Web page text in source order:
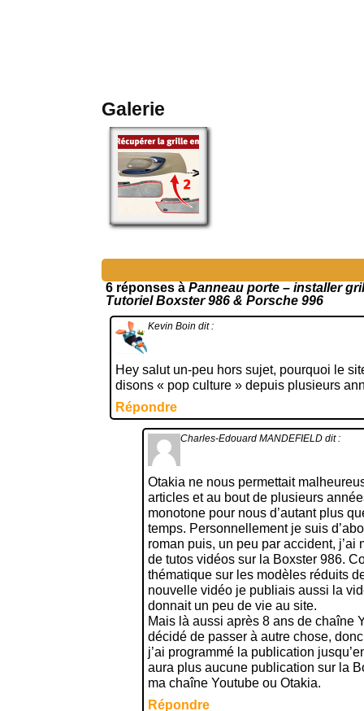
Galerie
6 réponses à Panneau porte – installer
Tutoriel Boxster 986 & Porsche 996
Kevin Boin dit :
Hey salut un-peu hors sujet, pourquoi le
disons « pop culture » depuis plusieurs
Répondre
Charles-Edouard MANDEFIELD dit :
Otakia ne nous permettait
articles et au bout de plusieurs
monotone pour nous d’autant plus
temps. Personnellement je suis
roman puis, un peu par accident, j’ai
de tutos vidéos sur la Boxster 986.
thématique sur les modèles réduits
nouvelle vidéo je publiais aussi la
donnait un peu de vie au site.
Mais là aussi après 8 ans de chaîne
décidé de passer à autre chose,
j’ai programmé la publication
aura plus aucune publication sur la
ma chaîne Youtube ou Otakia.
Répondre